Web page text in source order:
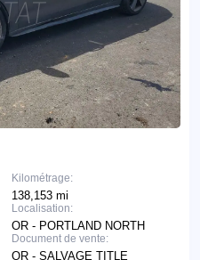
Kilométrage:
138,153 mi
Localisation:
OR - PORTLAND NORTH
Document de vente:
OR - SALVAGE TITLE